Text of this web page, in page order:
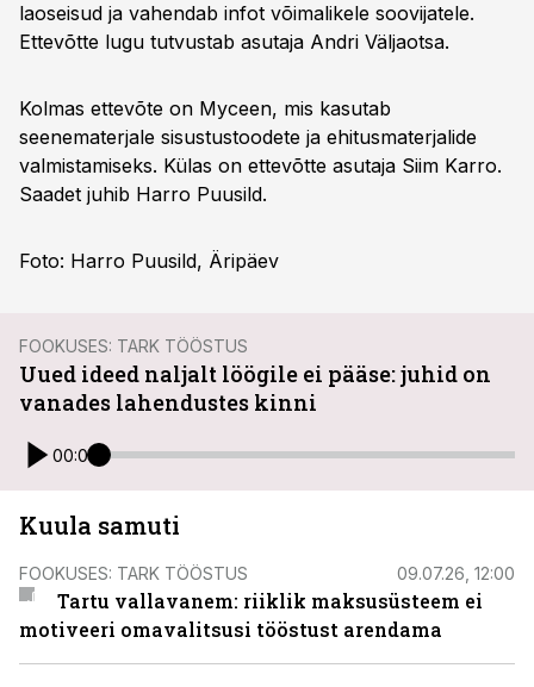
laoseisud ja vahendab infot võimalikele soovijatele.
Ettevõtte lugu tutvustab asutaja Andri Väljaotsa.
Kolmas ettevõte on Myceen, mis kasutab
seenematerjale sisustustoodete ja ehitusmaterjalide
valmistamiseks. Külas on ettevõtte asutaja Siim Karro.
Saadet juhib Harro Puusild.
Foto: Harro Puusild, Äripäev
FOOKUSES: TARK TÖÖSTUS
Uued ideed naljalt löögile ei pääse: juhid on
vanades lahendustes kinni
00:00
Kuula samuti
FOOKUSES: TARK TÖÖSTUS 09.07.26, 12:00
Tartu vallavanem: riiklik maksusüsteem ei
motiveeri omavalitsusi tööstust arendama